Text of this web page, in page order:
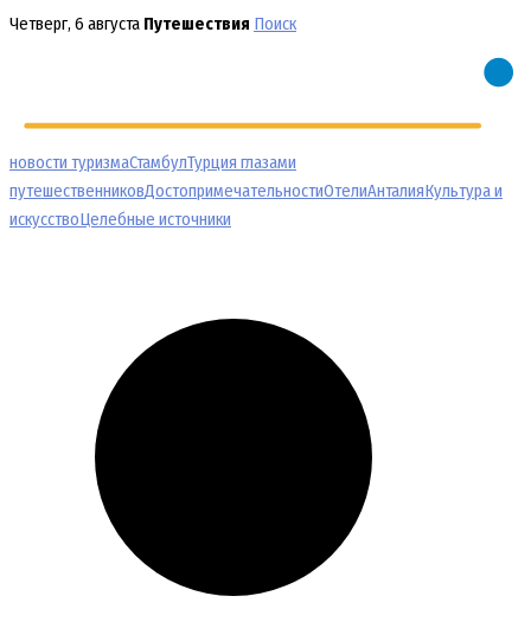
Перейти
Четверг, 6 августа Путешествия Поиск
новости туризмаСтамбулТурция глазами
путешественниковДостопримечательностиОтелиАнталияКультура и
искусствоЦелебные источники